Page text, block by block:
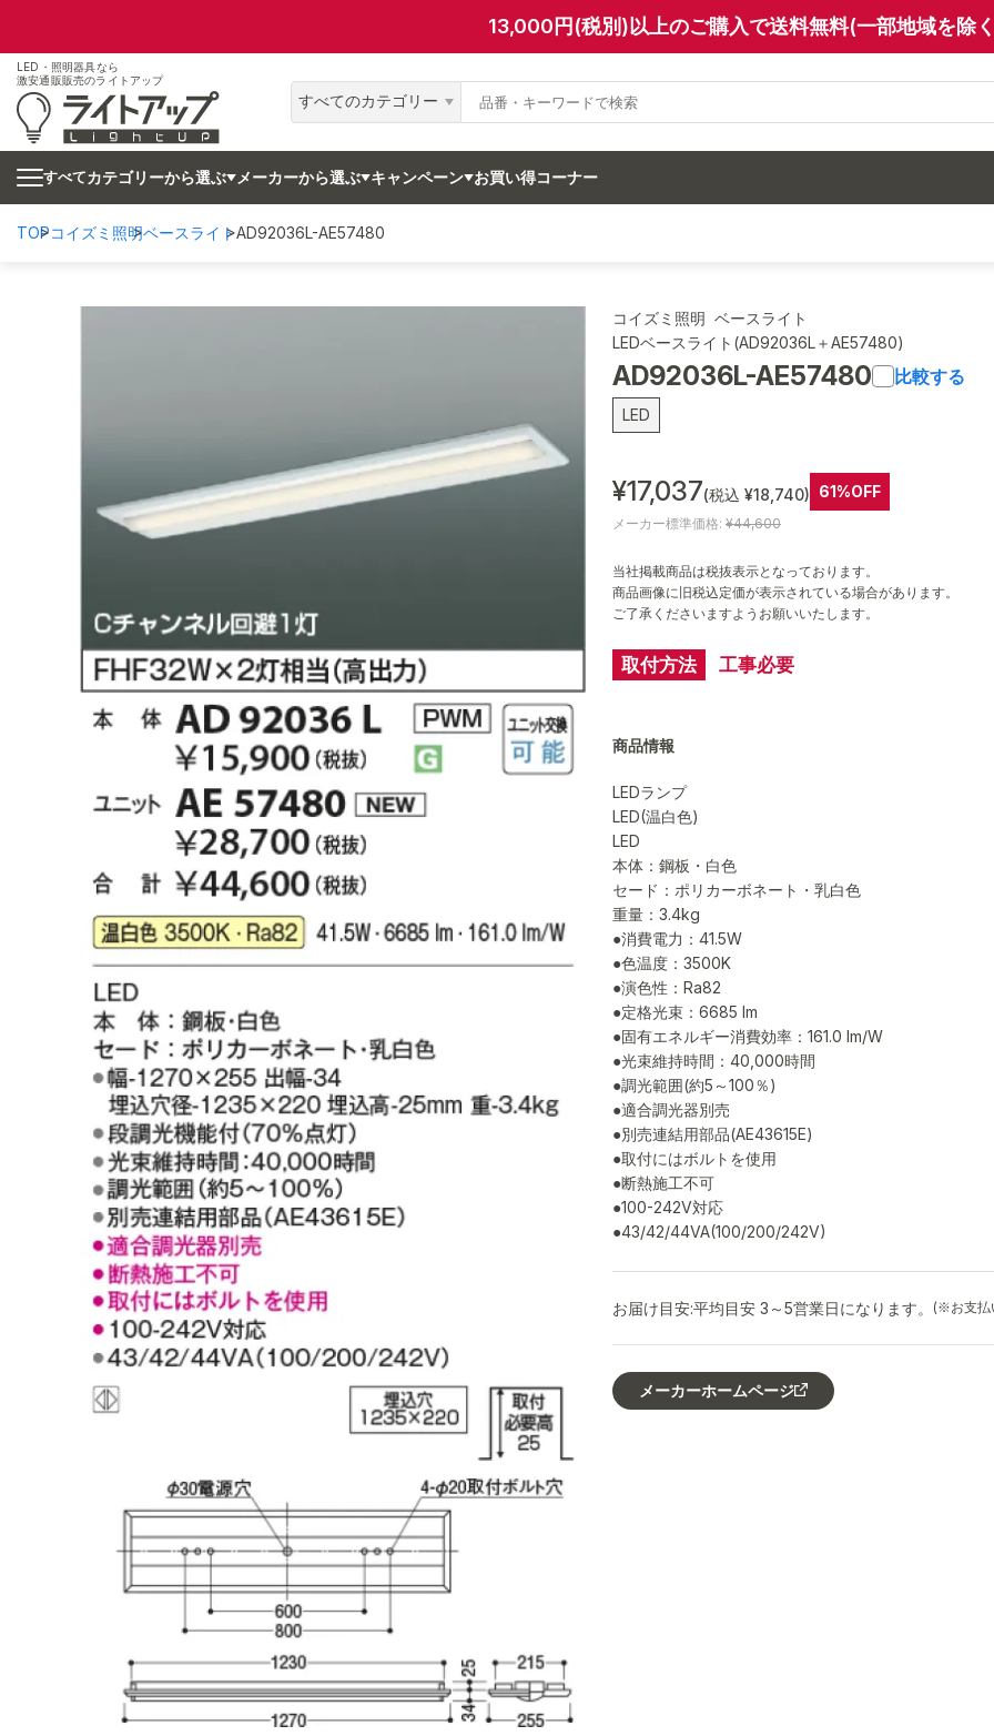
13,000円(税別)以上のご購入で送料無料(一部地域を除
LED・照明器具なら
激安通販販売のライトアップ
すべてのカテゴリー
すべてカテゴリーから選ぶ メーカーから選ぶ キャンペーン お買い得コーナー
TOPコイズミ照明ベースライトAD92036L-AE57480
コイズミ照明 ベースライト
LEDベースライト(AD92036L＋AE57480)
AD92036L-AE57480 比較する
LED
¥17,037(税込 ¥18,740) 61%OFF
メーカー標準価格: ¥44,600
当社掲載商品は税抜表示となっております。
商品画像に旧税込定価が表示されている場合があります。
ご了承くださいますようお願いいたします。
取付方法 工事必要
お届け目安:平均目安 3～5営業日になります。 (※お支払
商品情報
LEDランプ
LED(温白色)
LED
本体：鋼板・白色
セード：ポリカーボネート・乳白色
重量：3.4kg
●消費電力：41.5W
●色温度：3500K
●演色性：Ra82
●定格光束：6685 lm
●固有エネルギー消費効率：161.0 lm/W
●光束維持時間：40,000時間
●調光範囲(約5～100％)
●適合調光器別売
●別売連結用部品(AE43615E)
●取付にはボルトを使用
●断熱施工不可
●100-242V対応
●43/42/44VA(100/200/242V)
メーカーホームページ